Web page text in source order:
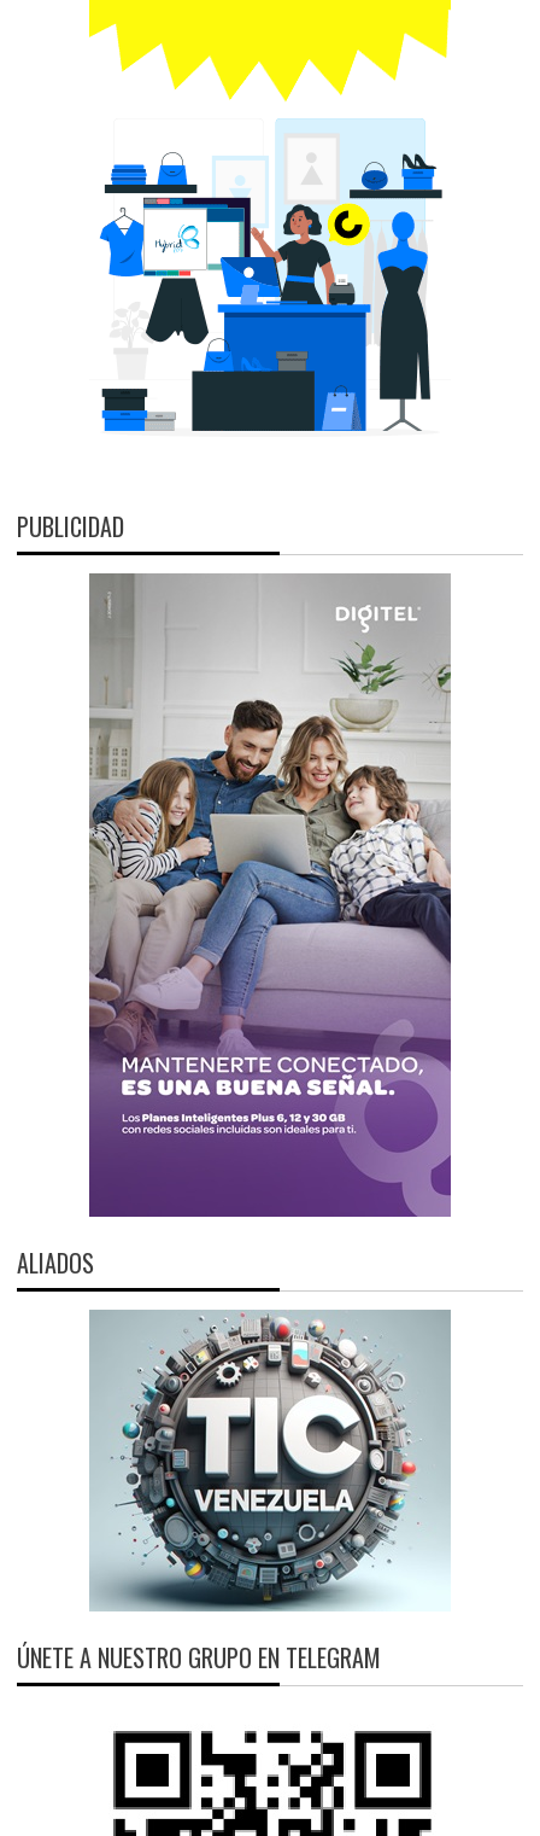
PUBLICIDAD
ALIADOS
ÚNETE A NUESTRO GRUPO EN TELEGRAM